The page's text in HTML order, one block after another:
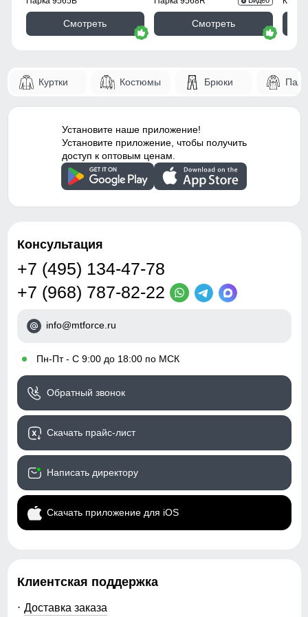
Фиксаторы отсутствуют
Декоративные элементы
молнии, декоративная
стёжка
Особенности модели
потайной карман -
водоотталкивающий
материал -
гипоаллергенный
материал - дышащий
материал
Дизайн и стиль
Стиль
городской, повседневный,
Цвета
бордовый, черный, серый,
Габариты (ДхШхВ) 55 x 37 x 5.5 см
Вес
Женский стёганый жилет Valianly — это лёгкая,
тёплая и технологичная модель, созданная для
Смотреть Смотреть
Куртки Костюмы Брюки
Установите наше приложение!
Установите приложение, чтобы получить
доступ к оптовым ценам.
Консультация
+7 (495) 134-47-78
+7 (968) 787-82-22
info@mtforce.ru
• Пн-Пт - С 9:00 до 18:00 по МСК
Обратный звонок
Скачать прайс-лист
Написать директору
Скачать приложение для iOS
Клиентская поддержка
Доставка заказа